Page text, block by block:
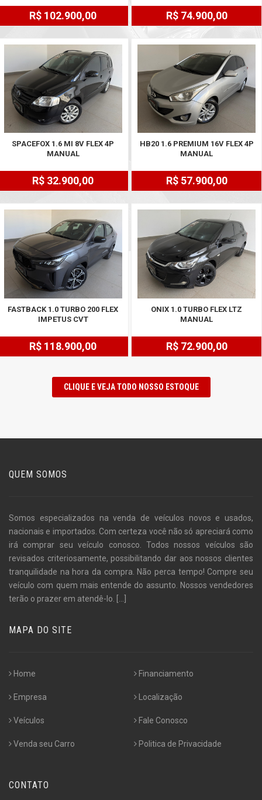
R$ 102.900,00 R$ 74.900,00
SPACEFOX 1.6 MI 8V FLEX 4P
MANUAL
R$ 32.900,00
HB20 1.6 PREMIUM 16V FLEX 4P
MANUAL
R$ 57.900,00
FASTBACK 1.0 TURBO 200 FLEX
IMPETUS CVT
R$ 118.900,00
ONIX 1.0 TURBO FLEX LTZ
MANUAL
R$ 72.900,00
CLIQUE E VEJA TODO NOSSO ESTOQUE
QUEM SOMOS
Somos especializados na venda de veículos novos e usados,
nacionais e importados. Com certeza você não só apreciará como
irá comprar seu veículo conosco. Todos nossos veículos são
revisados criteriosamente, possibilitando dar aos nossos clientes
tranquilidade na hora da compra. Não perca tempo! Compre seu
veículo com quem mais entende do assunto. Nossos vendedores
terão o prazer em atendê-lo.
MAPA DO SITE
Home
Empresa
Veículos
Venda seu Carro
Financiamento
Localização
Fale Conosco
Politica de Privacidade
CONTATO